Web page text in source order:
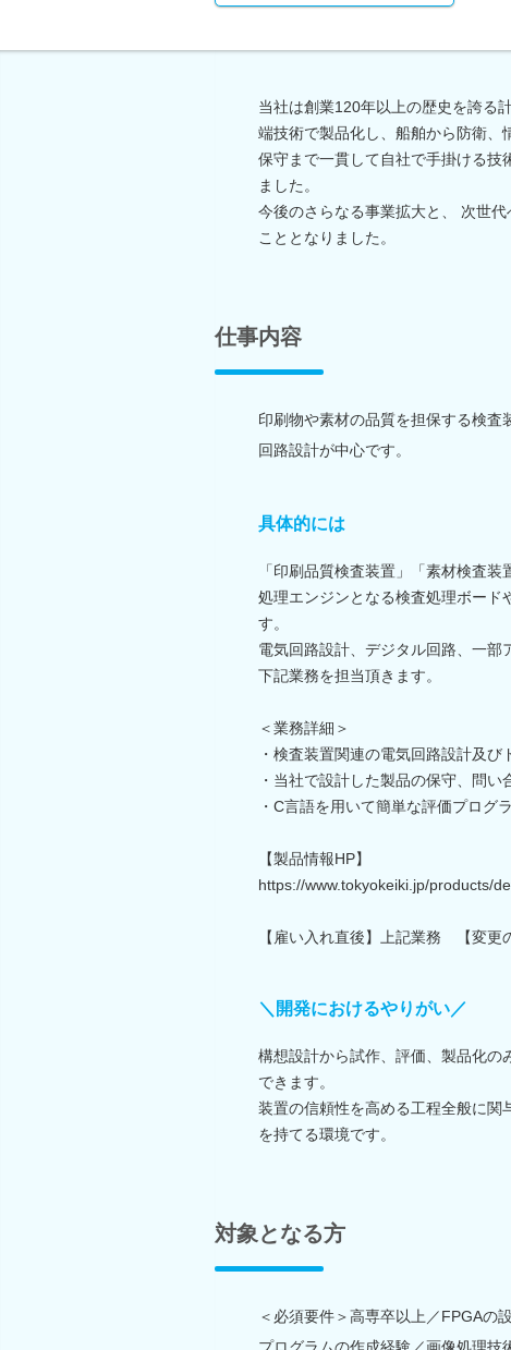
当社は創業120年以上の歴史を誇る
端技術で製品化し、船舶から防衛、
保守まで一貫して自社で手掛ける技
ました。
今後のさらなる事業拡大と、 次世
こととなりました。
仕事内容
印刷物や素材の品質を担保する検
回路設計が中心です。
具体的には
「印刷品質検査装置」「素材検査
処理エンジンとなる検査処理ボード
す。
電気回路設計、デジタル回路、一
下記業務を担当頂きます。
＜業務詳細＞
・検査装置関連の電気回路設計及
・当社で設計した製品の保守、問い
・C言語を用いて簡単な評価プロ
【製品情報HP】
https://www.tokyokeiki.jp/products/
【雇い入れ直後】上記業務 【変更
＼開発におけるやりがい／
構想設計から試作、評価、製品化の
できます。
装置の信頼性を高める工程全般に関
を持てる環境です。
対象となる方
＜必須要件＞高専卒以上／FPGAの
プログラムの作成経験／画像処理技